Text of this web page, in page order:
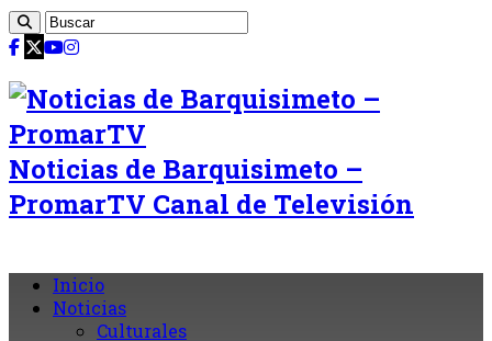
Noticias de Barquisimeto –
PromarTV Canal de Televisión
Inicio
Noticias
Culturales